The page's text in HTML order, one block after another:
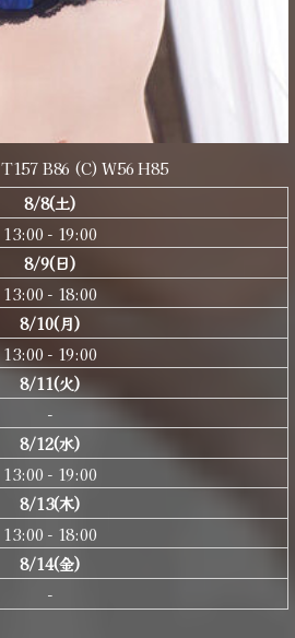
T157 B86 (C) W56 H85
8/8(土)
13:00 - 19:00
8/9(日)
13:00 - 18:00
8/10(月)
13:00 - 19:00
8/11(火)
-
8/12(水)
13:00 - 19:00
8/13(木)
13:00 - 18:00
8/14(金)
-